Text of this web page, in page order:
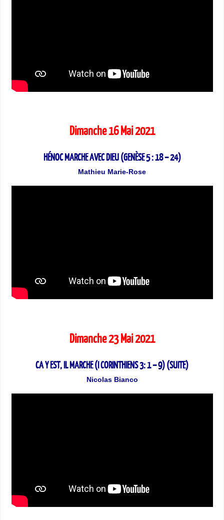
Dimanche 16 Mai 2021
HÉNOC MARCHE AVEC DIEU (GENÈSE 5 : 18 – 24)
Mathieu Marie-Rose
Dimanche 23 Mai 2021
CA Y EST, IL MARCHE (I CORINTHIENS 3: 1 – 9) (SUITE)
Nicolas Bianco